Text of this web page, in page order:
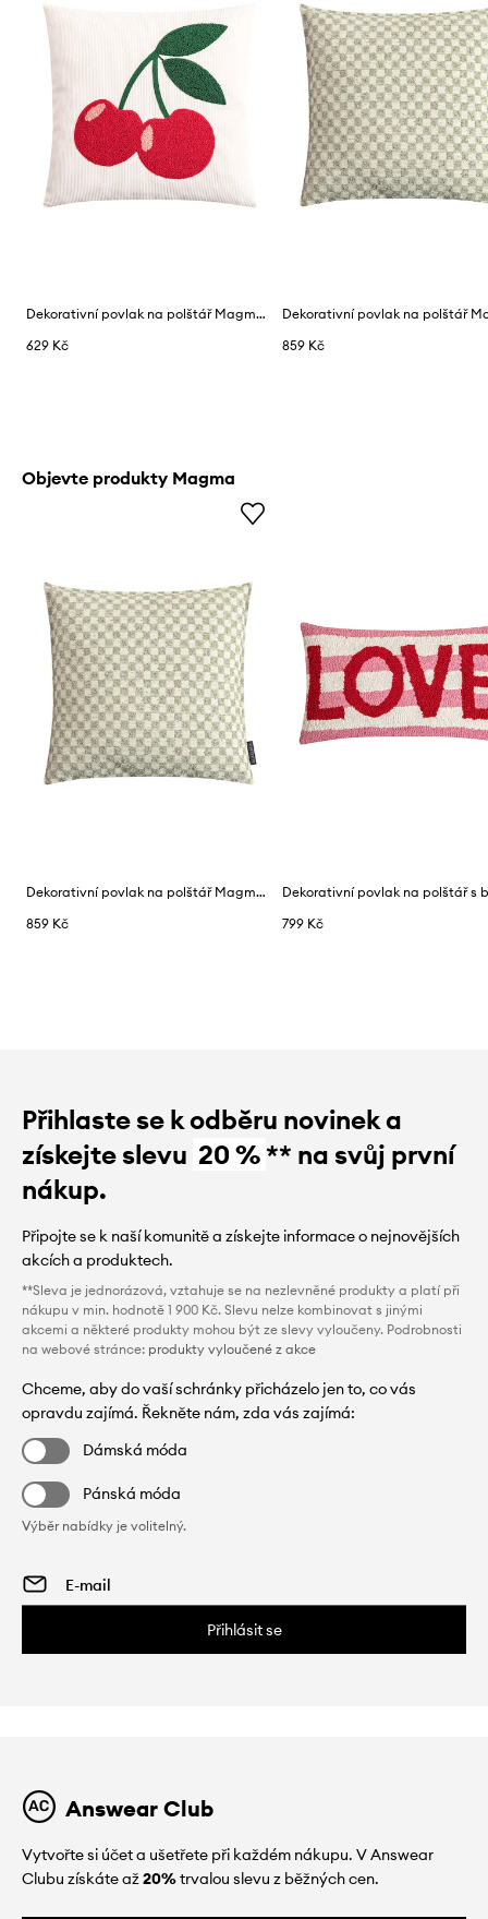
Dekorativní povlak na polštář Magma Pixie 45 x 45 cm
629 Kč
859 Kč
Objevte produkty Magma
Dekorativní povlak na polštář Magma Kimi 45 x 45 cm
859 Kč
799 Kč
Přihlaste se k odběru novinek a
získejte slevu 20 %** na svůj první
nákup.
Připojte se k naší komunitě a získejte informace o nejnovějších
akcích a produktech.
**Sleva je jednorázová, vztahuje se na nezlevněné produkty a platí při
nákupu v min. hodnotě 1 900 Kč. Slevu nelze kombinovat s jinými
akcemi a některé produkty mohou být ze slevy vyloučeny. Podrobnosti
na webové stránce: produkty vyloučené z akce
Chceme, aby do vaší schránky přicházelo jen to, co vás
opravdu zajímá. Řekněte nám, zda vás zajímá:
Dámská móda
Pánská móda
Výběr nabídky je volitelný.
Přihlásit se
Answear Club
Vytvořte si účet a ušetřete při každém nákupu. V Answear
Clubu získáte až20%trvalou slevu z běžných cen.